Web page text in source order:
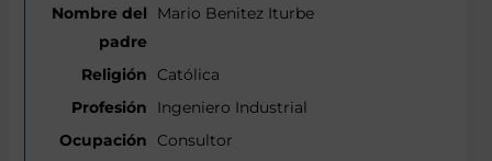
Mario Benitez Iturbe
Católica
Ingeniero Industrial
Consultor